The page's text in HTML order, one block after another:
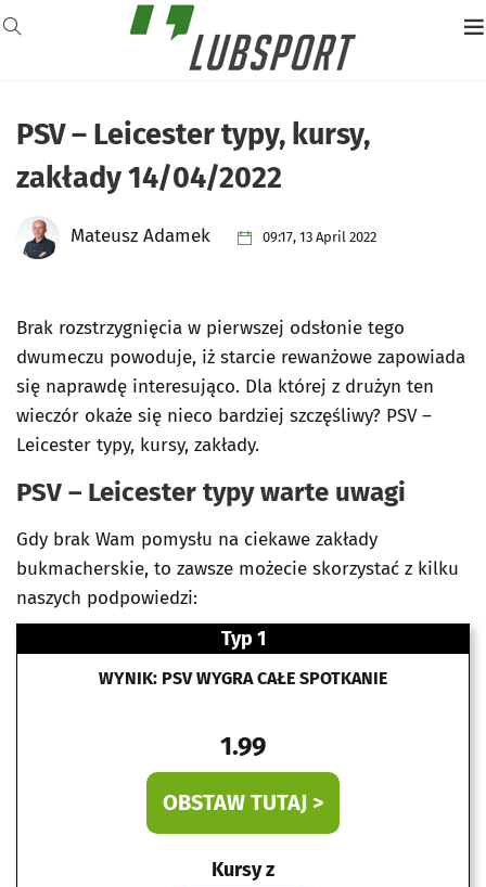
PSV – Leicester typy, kursy,
zakłady 14/04/2022
Mateusz Adamek 09:17, 13 April 2022
Brak rozstrzygnięcia w pierwszej odsłonie tego
dwumeczu powoduje, iż starcie rewanżowe zapowiada
się naprawdę interesująco. Dla której z drużyn ten
wieczór okaże się nieco bardziej szczęśliwy? PSV –
Leicester typy, kursy, zakłady.
PSV – Leicester typy warte uwagi
Gdy brak Wam pomysłu na ciekawe zakłady
bukmacherskie, to zawsze możecie skorzystać z kilku
naszych podpowiedzi:
Typ 1
WYNIK: PSV WYGRA CAŁE SPOTKANIE
1.99
OBSTAW TUTAJ >
Kursy z